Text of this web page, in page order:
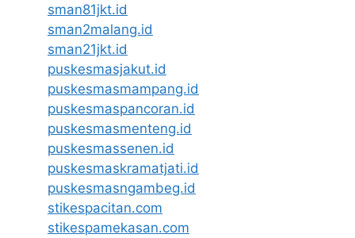
sman81jkt.id
sman2malang.id
sman21jkt.id
puskesmasjakut.id
puskesmasmampang.id
puskesmaspancoran.id
puskesmasmenteng.id
puskesmassenen.id
puskesmaskramatjati.id
puskesmasngambeg.id
stikespacitan.com
stikespamekasan.com